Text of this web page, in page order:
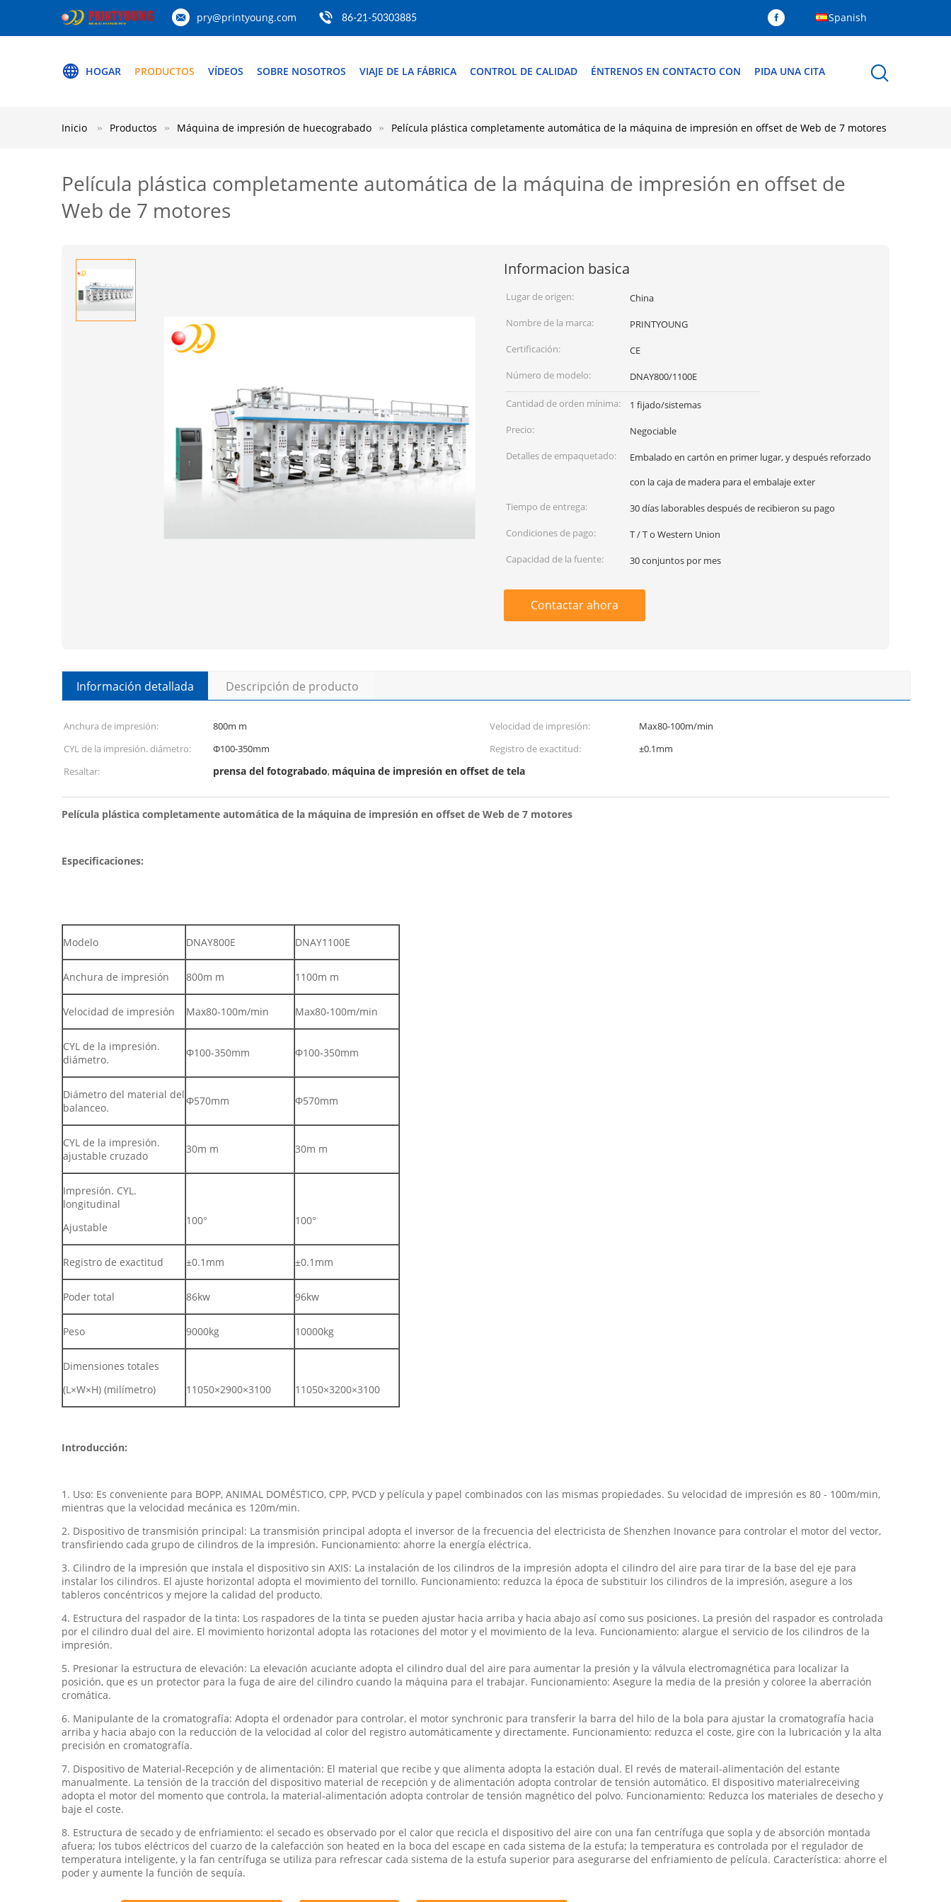
pry@printyoung.com 86-21-50303885 Spanish
HOGAR PRODUCTOS VÍDEOS SOBRE NOSOTROS VIAJE DE LA FÁBRICA CONTROL DE CALIDAD ÉNTRENOS EN CONTACTO CON PIDA UNA CITA
Inicio Productos Máquina de impresión de huecograbado Película plástica completamente automática de la máquina de impresión en offset de Web de 7 motores
Película plástica completamente automática de la máquina de impresión en offset de
Web de 7 motores
Informacion basica
Lugar de origen:
China
Nombre de la marca:
PRINTYOUNG
Certificación:
CE
Número de modelo:
DNAY800/1100E
Cantidad de orden mínima:
1 fijado/sistemas
Precio:
Negociable
Detalles de empaquetado:
Embalado en cartón en primer lugar, y después reforzado
con la caja de madera para el embalaje exter
Tiempo de entrega:
30 días laborables después de recibieron su pago
Condiciones de pago:
T / T o Western Union
Capacidad de la fuente:
30 conjuntos por mes
Contactar ahora
Información detallada Descripción de producto
Anchura de impresión: 800m m Velocidad de impresión:
Max80-100m/min
CYL de la impresión. diámetro:
Ф100-350mm Registro de exactitud:
±0.1mm
Resaltar:
prensa del fotograbado, máquina de impresión en offset de tela
Película plástica completamente automática de la máquina de impresión en offset de Web de 7 motores
Especificaciones:
Modelo DNAY800E DNAY1100E
Anchura de impresión 800m m 1100m m
Velocidad de impresión Max80-100m/min Max80-100m/min
CYL de la impresión.
diámetro.
Ф100-350mm Ф100-350mm
Diámetro del material del
balanceo.
Ф570mm Ф570mm
CYL de la impresión.
ajustable cruzado
30m m 30m m
Impresión. CYL.
longitudinal
Ajustable
100° 100°
Registro de exactitud ±0.1mm ±0.1mm
Poder total 86kw 96kw
Peso 9000kg 10000kg
Dimensiones totales
(L×W×H) (milímetro)
11050×2900×3100 11050×3200×3100
Introducción:
1. Uso: Es conveniente para BOPP, ANIMAL DOMÉSTICO, CPP, PVCD y película y papel combinados con las mismas propiedades. Su velocidad de impresión es 80 - 100m/min,
mientras que la velocidad mecánica es 120m/min.
2. Dispositivo de transmisión principal: La transmisión principal adopta el inversor de la frecuencia del electricista de Shenzhen Inovance para controlar el motor del vector,
transfiriendo cada grupo de cilindros de la impresión. Funcionamiento: ahorre la energía eléctrica.
3. Cilindro de la impresión que instala el dispositivo sin AXIS: La instalación de los cilindros de la impresión adopta el cilindro del aire para tirar de la base del eje para
instalar los cilindros. El ajuste horizontal adopta el movimiento del tornillo. Funcionamiento: reduzca la época de substituir los cilindros de la impresión, asegure a los
tableros concéntricos y mejore la calidad del producto.
4. Estructura del raspador de la tinta: Los raspadores de la tinta se pueden ajustar hacia arriba y hacia abajo así como sus posiciones. La presión del raspador es controlada
por el cilindro dual del aire. El movimiento horizontal adopta las rotaciones del motor y el movimiento de la leva. Funcionamiento: alargue el servicio de los cilindros de la
impresión.
5. Presionar la estructura de elevación: La elevación acuciante adopta el cilindro dual del aire para aumentar la presión y la válvula electromagnética para localizar la
posición, que es un protector para la fuga de aire del cilindro cuando la máquina para el trabajar. Funcionamiento: Asegure la media de la presión y coloree la aberración
cromática.
6. Manipulante de la cromatografía: Adopta el ordenador para controlar, el motor synchronic para transferir la barra del hilo de la bola para ajustar la cromatografía hacia
arriba y hacia abajo con la reducción de la velocidad al color del registro automáticamente y directamente. Funcionamiento: reduzca el coste, gire con la lubricación y la alta
precisión en cromatografía.
7. Dispositivo de Material-Recepción y de alimentación: El material que recibe y que alimenta adopta la estación dual. El revés de materail-alimentación del estante
manualmente. La tensión de la tracción del dispositivo material de recepción y de alimentación adopta controlar de tensión automático. El dispositivo materialreceiving
adopta el motor del momento que controla, la material-alimentación adopta controlar de tensión magnético del polvo. Funcionamiento: Reduzca los materiales de desecho y
baje el coste.
8. Estructura de secado y de enfriamiento: el secado es observado por el calor que recicla el dispositivo del aire con una fan centrífuga que sopla y de absorción montada
afuera; los tubos eléctricos del cuarzo de la calefacción son heated en la boca del escape en cada sistema de la estufa; la temperatura es controlada por el regulador de
temperatura inteligente, y la fan centrífuga se utiliza para refrescar cada sistema de la estufa superior para asegurarse del enfriamiento de película. Característica: ahorre el
poder y aumente la función de sequía.